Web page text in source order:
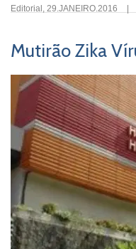
Editorial , 29.JANEIRO.2016
Mutirão Zika